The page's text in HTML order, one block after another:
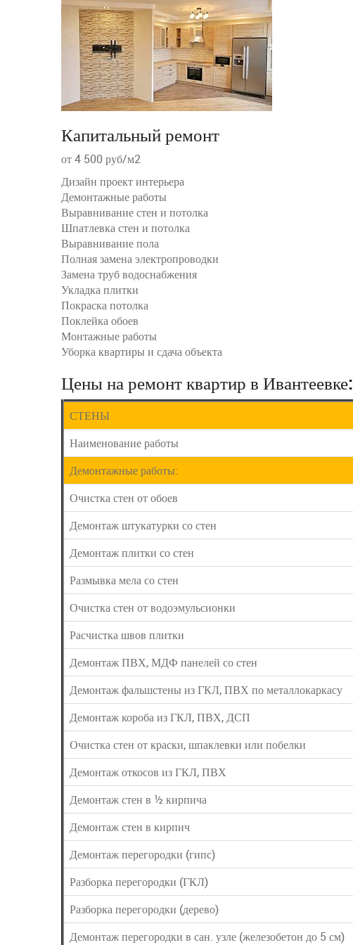
Капитальный ремонт
от 4 500 руб/м2
Дизайн проект интерьера
Демонтажные работы
Выравнивание стен и потолка
Шпатлевка стен и потолка
Выравнивание пола
Полная замена электропроводки
Замена труб водоснабжения
Укладка плитки
Покраска потолка
Поклейка обоев
Монтажные работы
Уборка квартиры и сдача объекта
Цены на ремонт квартир в Ивантеевке:
СТЕНЫ
Наименование работы
Демонтажные работы:
Очистка стен от обоев
Демонтаж штукатурки со стен
Демонтаж плитки со стен
Размывка мела со стен
Очистка стен от водоэмульсионки
Расчистка швов плитки
Демонтаж ПВХ, МДФ панелей со стен
Демонтаж фальшстены из ГКЛ, ПВХ по металлокаркасу
Демонтаж короба из ГКЛ, ПВХ, ДСП
Очистка стен от краски, шпаклевки или побелки
Демонтаж откосов из ГКЛ, ПВХ
Демонтаж стен в ½ кирпича
Демонтаж стен в кирпич
Демонтаж перегородки (гипс)
Разборка перегородки (ГКЛ)
Разборка перегородки (дерево)
Демонтаж перегородки в сан. узле (железобетон до 5 см)